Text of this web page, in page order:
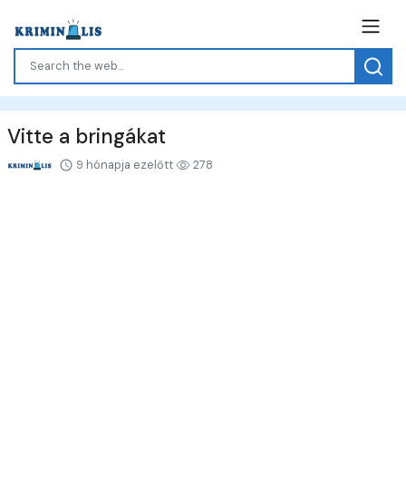
Vitte a bringákat
9 hónapja ezelőtt 278